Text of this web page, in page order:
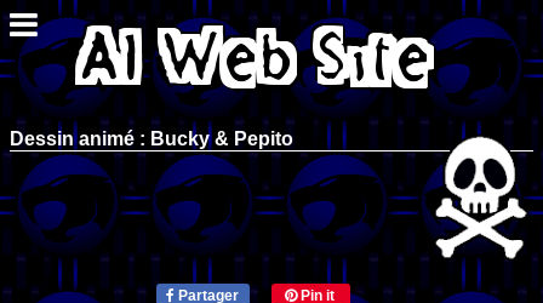
Dessin animé : Bucky & Pepito
Partager Pin it